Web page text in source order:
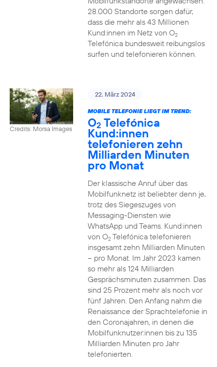
28.000 Standorte sorgen dafür,
dass die mehr als 43 Millionen
Kund:innen im Netz von O2
Telefónica bundesweit reibungslos
surfen und telefonieren können.
Credits: Morsa Images
22. März 2024
MOBILE TELEFONIE LIEGT IM TREND:
O2 Telefónica
Kund:innen
telefonieren zehn
Milliarden Minuten
pro Monat
Der klassische Anruf über das
Mobilfunknetz ist beliebter denn je,
trotz des Siegeszuges von
Messaging-Diensten wie
WhatsApp und Teams. Kund:innen
von O2Telefónica telefonieren
insgesamt zehn Milliarden Minuten
– pro Monat. Im Jahr 2023 kamen
so mehr als 124 Milliarden
Gesprächsminuten zusammen. Das
sind 25 Prozent mehr als noch vor
fünf Jahren. Den Anfang nahm die
Renaissance der Sprachtelefonie in
den Coronajahren, in denen die
Mobilfunknutzer:innen bis zu 135
Milliarden Minuten pro Jahr
telefonierten.